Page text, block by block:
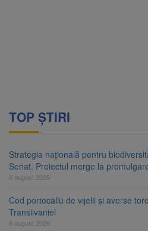
TOP ȘTIRI
Strategia națională pentru
Senat. Proiectul merge la
6 august 2026
Cod portocaliu de vijelii și averse
Transilvaniei
6 august 2026